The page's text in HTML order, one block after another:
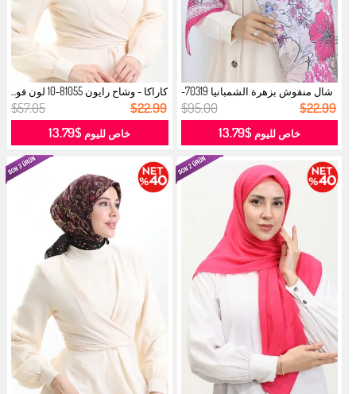
شال منقوش بزهرة الشمبانيا 70319-
01 ...
$95.00 $22.99
خاص لليوم$13.79
كاراكا - وشاح رايون 81055-10 لون فو...
$57.05 $22.99
خاص لليوم $13.79